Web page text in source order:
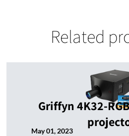
Related
Griffyn 4K32-
May 01, 2023